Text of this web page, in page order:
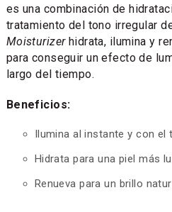
es una combinación de
tratamiento del tono irregular
Moisturizer hidrata, ilumina y
para conseguir un efecto de
largo del tiempo.
Beneficios:
Ilumina al instante y con el
Hidrata para una piel más
Renueva para un brillo